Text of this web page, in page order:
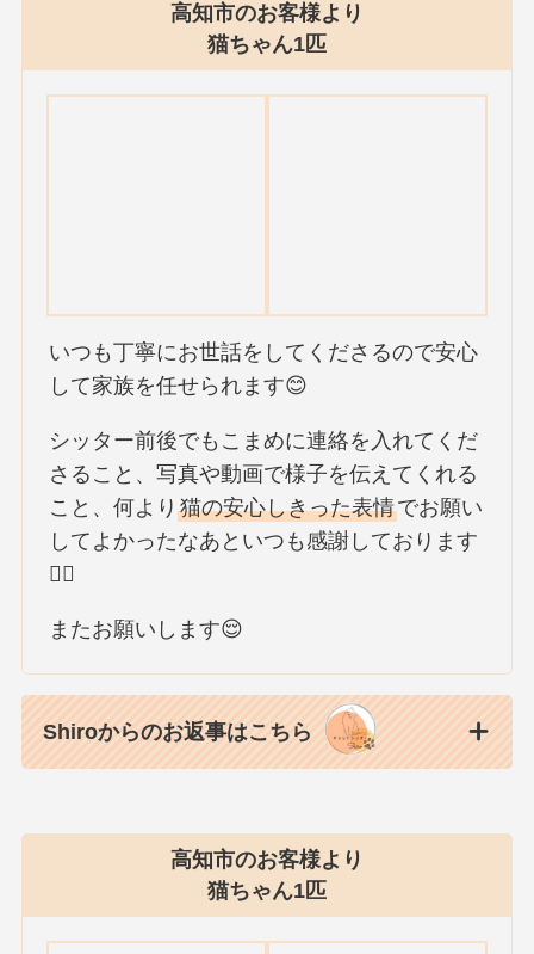
高知市のお客様より
猫ちゃん1匹
いつも丁寧にお世話をしてくださるので安心
して家族を任せられます😊
シッター前後でもこまめに連絡を入れてくだ
さること、写真や動画で様子を伝えてくれる
こと、何より猫の安心しきった表情でお願い
してよかったなあといつも感謝しております
🙇‍♀️
またお願いします😌
Shiroからのお返事はこちら
高知市のお客様より
猫ちゃん1匹